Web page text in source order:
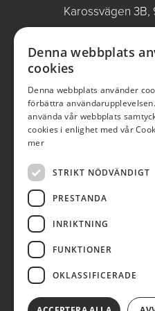
Karossvägen 3B,
ÖPPETTIDER
Butik/
Verkstad
Röda dagar
0950-12081
Denna webbplats
cookies
Denna webbplats använder
förbättra
använda vår webbplats
cookies i enlighet med vår
mer
STRIKT NÖDVÄNDIGT
PRESTANDA
INRIKTNING
FUNKTIONER
OKLASSIFICERADE